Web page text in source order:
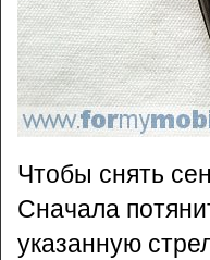
Чтобы снять
Сначала
указанную